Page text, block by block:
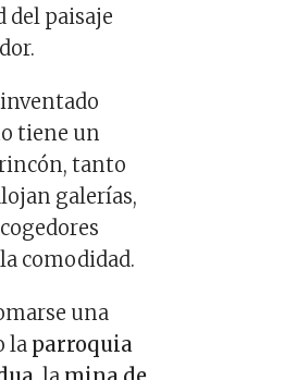
del paisaje
tiene un
rincón, tanto
galerías,
comodidad.
una
la parroquia